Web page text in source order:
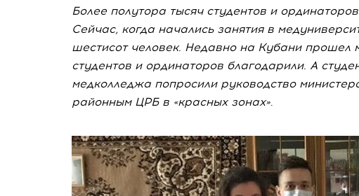
Более полутора тысяч студентов и
Сейчас, когда начались занятия в
шестисот человек. Недавно на Кубани
студентов и ординаторов благодарили. А
медколледжа попросили руководство
районным ЦРБ в «красных зонах».